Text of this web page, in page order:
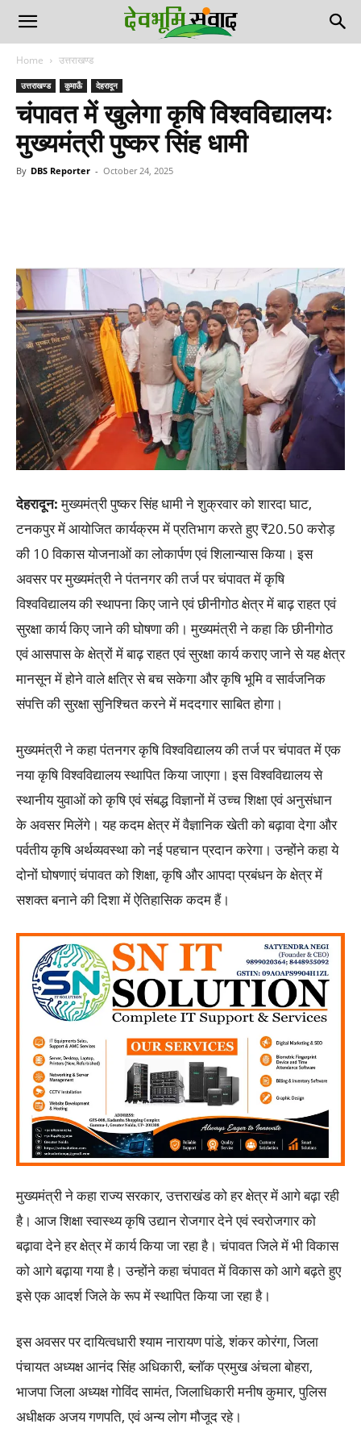
Home उत्तराखण्ड
उत्तराखण्ड कुमाऊँ देहरादून
चंपावत में खुलेगा कृषि विश्वविद्यालयः
मुख्यमंत्री पुष्कर सिंह धामी
By DBS Reporter - October 24, 2025
देहरादून:मुख्यमंत्री पुष्कर सिंह धामी ने शुक्रवार को शारदा घाट,
टनकपुर में आयोजित कार्यक्रम में प्रतिभाग करते हुए ₹20.50 करोड़
की 10 विकास योजनाओं का लोकार्पण एवं शिलान्यास किया। इस
अवसर पर मुख्यमंत्री ने पंतनगर की तर्ज पर चंपावत में कृषि
विश्वविद्यालय की स्थापना किए जाने एवं छीनीगोठ क्षेत्र में बाढ़ राहत एवं
सुरक्षा कार्य किए जाने की घोषणा की। मुख्यमंत्री ने कहा कि छीनीगोठ
एवं आसपास के क्षेत्रों में बाढ़ राहत एवं सुरक्षा कार्य कराए जाने से यह क्षेत्र
मानसून में होने वाले क्षत्रि से बच सकेगा और कृषि भूमि व सार्वजनिक
संपत्ति की सुरक्षा सुनिश्चित करने में मददगार साबित होगा।
मुख्यमंत्री ने कहा पंतनगर कृषि विश्वविद्यालय की तर्ज पर चंपावत में एक
नया कृषि विश्वविद्यालय स्थापित किया जाएगा। इस विश्वविद्यालय से
स्थानीय युवाओं को कृषि एवं संबद्ध विज्ञानों में उच्च शिक्षा एवं अनुसंधान
के अवसर मिलेंगे। यह कदम क्षेत्र में वैज्ञानिक खेती को बढ़ावा देगा और
पर्वतीय कृषि अर्थव्यवस्था को नई पहचान प्रदान करेगा। उन्होंने कहा ये
दोनों घोषणाएं चंपावत को शिक्षा, कृषि और आपदा प्रबंधन के क्षेत्र में
सशक्त बनाने की दिशा में ऐतिहासिक कदम हैं।
मुख्यमंत्री ने कहा राज्य सरकार, उत्तराखंड को हर क्षेत्र में आगे बढ़ा रही
है। आज शिक्षा स्वास्थ्य कृषि उद्यान रोजगार देने एवं स्वरोजगार को
बढ़ावा देने हर क्षेत्र में कार्य किया जा रहा है। चंपावत जिले में भी विकास
को आगे बढ़ाया गया है। उन्होंने कहा चंपावत में विकास को आगे बढ़ते हुए
इसे एक आदर्श जिले के रूप में स्थापित किया जा रहा है।
इस अवसर पर दायित्वधारी श्याम नारायण पांडे, शंकर कोरंगा, जिला
पंचायत अध्यक्ष आनंद सिंह अधिकारी, ब्लॉक प्रमुख अंचला बोहरा,
भाजपा जिला अध्यक्ष गोविंद सामंत, जिलाधिकारी मनीष कुमार, पुलिस
अधीक्षक अजय गणपति, एवं अन्य लोग मौजूद रहे।